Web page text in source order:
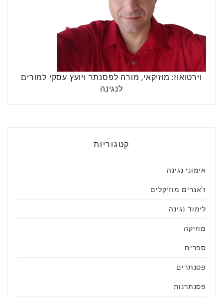
וירטואוז: מוזיקאי, מורה לפסנתר ויועץ עסקי למורים
לנגינה
קטגוריות
אימוני נגינה
ז'אנרים מוזיקלים
לימוד נגינה
מוזיקה
ספרים
פסנתרים
פסנתרנות